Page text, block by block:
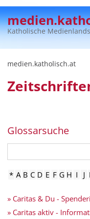
Katholische
medien.katholisch.at
Glossarsuche
* A B C D E F G H I J
» Caritas & Du -
» Caritas aktiv -